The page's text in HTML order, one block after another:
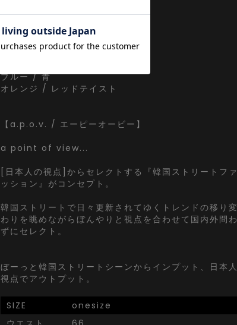
『カラー』
ブラック / 黒
グレー / 灰色
ブルー / 青
オレンジ / レッドテイスト
【a.p.o.v. / エーピーオービー】
a point of view...
[日本人の視点]からセレクトする『韓国ストリートファ
ッション』がコンセプト。
韓国ストリートで日々更新されてゆくトレンドの移り変
わりを眺めながらぼんやりと視点を合わせて国内外問わ
ずにセレクト。
ぼーっと韓国ストリートシーンからインプット、日本人
視点でアウトプット。
SIZE
onesize